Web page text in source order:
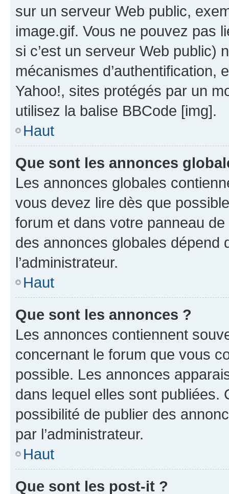
sur un serveur Web public,
image.gif. Vous ne pouvez pas
si c’est un serveur Web public)
mécanismes d’authentification,
Yahoo!, sites protégés par un
utilisez la balise BBCode [img].
Haut
Que sont les annonces
Les annonces globales
vous devez lire dès que
forum et dans votre panneau
des annonces globales dépend
l’administrateur.
Haut
Que sont les annonces ?
Les annonces contiennent
concernant le forum que vous
possible. Les annonces
dans lequel elles sont publiées.
possibilité de publier des
par l’administrateur.
Haut
Que sont les post-it ?